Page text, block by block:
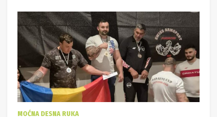
MOĆNA DESNA RUKA